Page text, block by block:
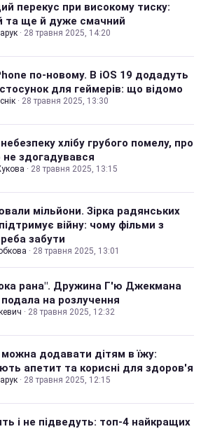
перекус при високому тиску:
та ще й дуже смачний
· 28 травня 2025, 14:20
по-новому. В iOS 19 додадуть
для геймерів: що відомо
· 28 травня 2025, 13:30
хлібу грубого помелу, про
не здогадувався
· 28 травня 2025, 13:15
мільйони. Зірка радянських
війну: чому фільми з
забути
· 28 травня 2025, 13:01
рана". Дружина Г'ю Джекмана
подала на розлучення
· 28 травня 2025, 12:32
можна додавати дітям в їжу:
апетит та корисні для здоров'я
· 28 травня 2025, 12:15
і не підведуть: топ-4 найкращих